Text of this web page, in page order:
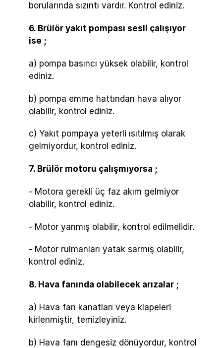
borularında sızıntı vardır. Kontrol ediniz.
6. Brülör yakıt pompası sesli çalışıyor
ise ;
a) pompa basıncı yüksek olabilir, kontrol
ediniz.
b) pompa emme hattından hava alıyor
olabilir, kontrol ediniz.
c) Yakıt pompaya yeterli ısıtılmış olarak
gelmiyordur, kontrol ediniz.
7. Brülör motoru çalışmıyorsa ;
- Motora gerekli üç faz akım gelmiyor
olabilir, kontrol ediniz.
- Motor yanmış olabilir, kontrol edilmelidir.
- Motor rulmanları yatak sarmış olabilir,
kontrol ediniz.
8. Hava fanında olabilecek arızalar ;
a) Hava fan kanatları veya klapeleri
kirlenmiştir, temizleyiniz.
b) Hava fanı dengesiz dönüyordur, kontrol